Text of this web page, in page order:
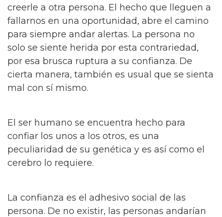
creerle a otra persona. El hecho que lleguen a
fallarnos en una oportunidad, abre el camino
para siempre andar alertas. La persona no
solo se siente herida por esta contrariedad,
por esa brusca ruptura a su confianza. De
cierta manera, también es usual que se sienta
mal con sí mismo.
El ser humano se encuentra hecho para
confiar los unos a los otros, es una
peculiaridad de su genética y es así como el
cerebro lo requiere.
La confianza es el adhesivo social de las
persona. De no existir, las personas andarían